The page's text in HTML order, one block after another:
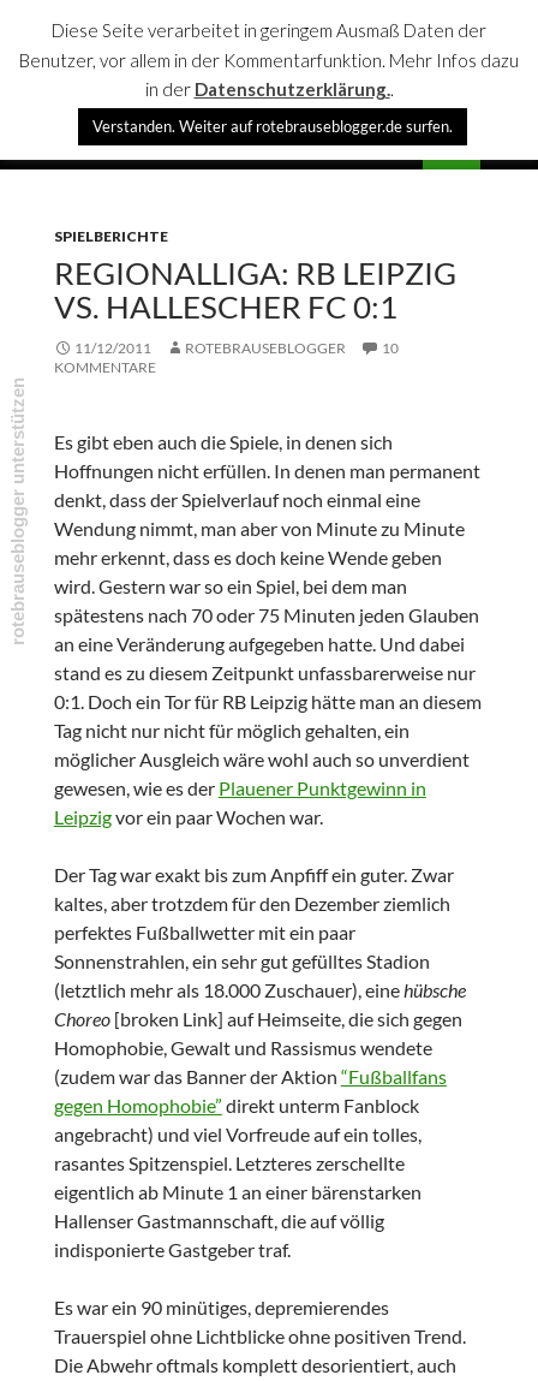
rotebrauseblogger
SPRINGE
SPIELBERICHTE
REGIONALLIGA: RB LEIPZIG
VS. HALLESCHER FC 0:1
11/12/2011 ROTEBRAUSEBLOGGER
10
KOMMENTARE
Es gibt eben auch die Spiele, in denen sich
Hoffnungen nicht erfüllen. In denen man permanent
denkt, dass der Spielverlauf noch einmal eine
Wendung nimmt, man aber von Minute zu Minute
mehr erkennt, dass es doch keine Wende geben
wird. Gestern war so ein Spiel, bei dem man
spätestens nach 70 oder 75 Minuten jeden Glauben
an eine Veränderung aufgegeben hatte. Und dabei
stand es zu diesem Zeitpunkt unfassbarerweise nur
0:1. Doch ein Tor für RB Leipzig hätte man an diesem
Tag nicht nur nicht für möglich gehalten, ein
möglicher Ausgleich wäre wohl auch so unverdient
gewesen, wie es der Plauener Punktgewinn in
Leipzigvor ein paar Wochen war.
Der Tag war exakt bis zum Anpfiff ein guter. Zwar
kaltes, aber trotzdem für den Dezember ziemlich
perfektes Fußballwetter mit ein paar
Sonnenstrahlen, ein sehr gut gefülltes Stadion
(letztlich mehr als 18.000 Zuschauer), einehübsche
Choreo[broken Link] auf Heimseite, die sich gegen
Homophobie, Gewalt und Rassismus wendete
(zudem war das Banner der Aktion “Fußballfans
gegen Homophobie” direkt unterm Fanblock
angebracht) und viel Vorfreude auf ein tolles,
rasantes Spitzenspiel. Letzteres zerschellte
eigentlich ab Minute 1 an einer bärenstarken
Hallenser Gastmannschaft, die auf völlig
indisponierte Gastgeber traf.
Es war ein 90 minütiges, depremierendes
Trauerspiel ohne Lichtblicke ohne positiven Trend.
Die Abwehr oftmals komplett desorientiert, auch
Diese Seite verarbeitet in geringem Ausmaß Daten der
Benutzer, vor allem in der Kommentarfunktion. Mehr Infos dazu
in der Datenschutzerklärung..
Verstanden. Weiter auf rotebrauseblogger.de surfen.
rotebrauseblogger unterstützen